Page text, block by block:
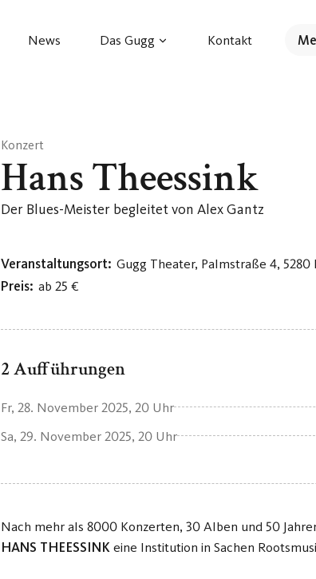
News Das Gugg Kontakt
Konzert
Hans Theessink
Der Blues-Meister begleitet von Alex Gantz
Veranstaltungsort: Gugg Theater, Palmstraße 4, 5280
Preis: ab 25 €
2 Aufführungen
Fr, 28. November 2025, 20 Uhr
Sa, 29. November 2025, 20 Uhr
Nach mehr als 8000 Konzerten, 30 Alben und 50
HANS THEESSINK eine Institution in Sachen